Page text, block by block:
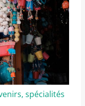
spécialités